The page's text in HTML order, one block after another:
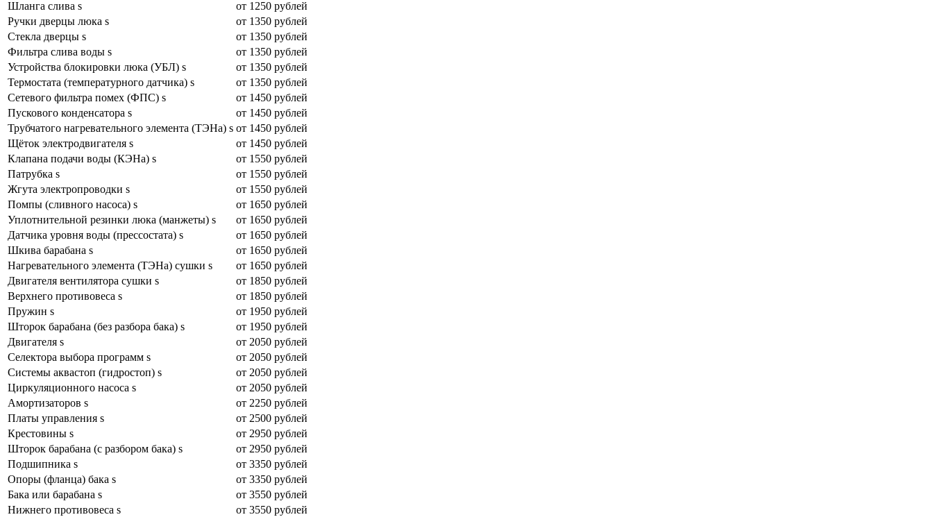
Шланга слива s
от 1250 рублей
Ручки дверцы люка s
от 1350 рублей
Стекла дверцы s
от 1350 рублей
Фильтра слива воды s
от 1350 рублей
Устройства блокировки люка (УБЛ) s
от 1350 рублей
Термостата (температурного датчика) s
от 1350 рублей
Сетевого фильтра помех (ФПС) s
от 1450 рублей
Пускового конденсатора s
от 1450 рублей
Трубчатого нагревательного элемента (ТЭНа) s от 1450 рублей
Щёток электродвигателя s
от 1450 рублей
Клапана подачи воды (КЭНа) s
от 1550 рублей
Патрубка s
от 1550 рублей
Жгута электропроводки s
от 1550 рублей
Помпы (сливного насоса) s
от 1650 рублей
Уплотнительной резинки люка (манжеты) s
от 1650 рублей
Датчика уровня воды (прессостата) s
от 1650 рублей
Шкива барабана s
от 1650 рублей
Нагревательного элемента (ТЭНа) сушки s
от 1650 рублей
Двигателя вентилятора сушки s
от 1850 рублей
Верхнего противовеса s
от 1850 рублей
Пружин s
от 1950 рублей
Шторок барабана (без разбора бака) s
от 1950 рублей
Двигателя s
от 2050 рублей
Селектора выбора программ s
от 2050 рублей
Системы аквастоп (гидростоп) s
от 2050 рублей
Циркуляционного насоса s
от 2050 рублей
Амортизаторов s
от 2250 рублей
Платы управления s
от 2500 рублей
Крестовины s
от 2950 рублей
Шторок барабана (с разбором бака) s
от 2950 рублей
Подшипника s
от 3350 рублей
Опоры (фланца) бака s
от 3350 рублей
Бака или барабана s
от 3550 рублей
Нижнего противовеса s
от 3550 рублей